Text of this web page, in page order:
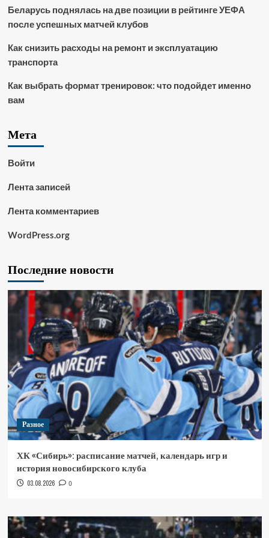
Беларусь поднялась на две позиции в рейтинге УЕФА
после успешных матчей клубов
Как снизить расходы на ремонт и эксплуатацию
транспорта
Как выбрать формат тренировок: что подойдет именно
вам
Мета
Войти
Лента записей
Лента комментариев
WordPress.org
Последние новости
Разное
ХК «Сибирь»: расписание матчей, календарь игр и
история новосибирского клуба
03.08.2026 0